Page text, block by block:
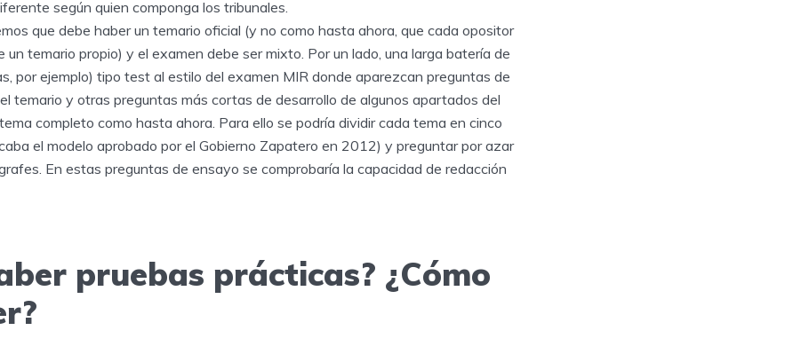
según quien componga los tribunales.
que debe haber un temario oficial (y no como hasta ahora, que cada opositor
un temario propio) y el examen debe ser mixto. Por un lado, una larga batería de
por ejemplo) tipo test al estilo del examen MIR donde aparezcan preguntas de
temario y otras preguntas más cortas de desarrollo de algunos apartados del
completo como hasta ahora. Para ello se podría dividir cada tema en cinco
el modelo aprobado por el Gobierno Zapatero en 2012) y preguntar por azar
En estas preguntas de ensayo se comprobaría la capacidad de redacción
pruebas prácticas? ¿Cómo